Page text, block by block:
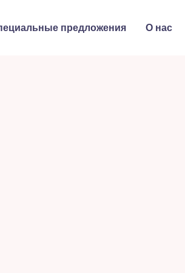
предложения О нас